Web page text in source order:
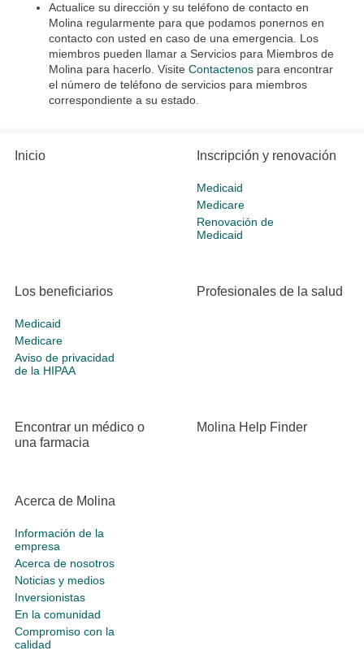
Actualice su dirección y su teléfono de contacto en
Molina regularmente para que podamos ponernos en
contacto con usted en caso de una emergencia. Los
miembros pueden llamar a Servicios para Miembros de
Molina para hacerlo. Visite Contactenos para encontrar
el número de teléfono de servicios para miembros
correspondiente a su estado.
Inicio Inscripción y renovación
Medicaid
Medicare
Renovación de
Medicaid
Los beneficiarios
Medicaid
Medicare
Aviso de privacidad
de la HIPAA
Profesionales de la salud
Encontrar un médico o
una farmacia
Molina Help Finder
Acerca de Molina
Información de la
empresa
Acerca de nosotros
Noticias y medios
Inversionistas
En la comunidad
Compromiso con la
calidad